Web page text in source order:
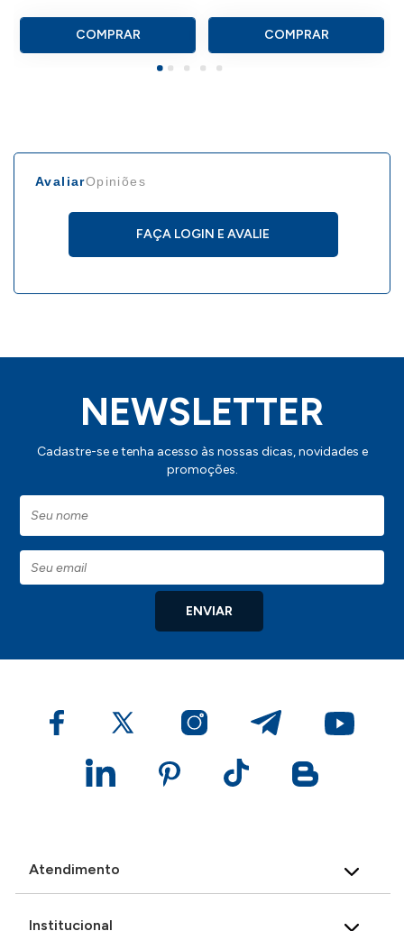
COMPRAR COMPRAR
AvaliarOpiniões
FAÇA LOGIN E AVALIE
NEWSLETTER
Cadastre-se e tenha acesso às nossas dicas, novidades e
promoções.
ENVIAR
Atendimento
Institucional